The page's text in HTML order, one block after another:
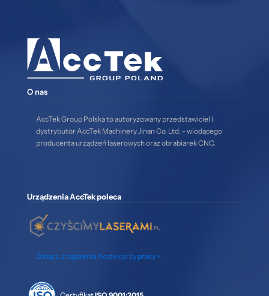
O nas
AccTek Group Polska to autoryzowany przedstawiciel i
dystrybutor AccTek Machinery Jinan Co. Ltd. - wiodącego
producenta urządzeń laserowych oraz obrabiarek CNC.
Urządzenia AccTek poleca
Zobacz urządzenia Acctek przy pracy >